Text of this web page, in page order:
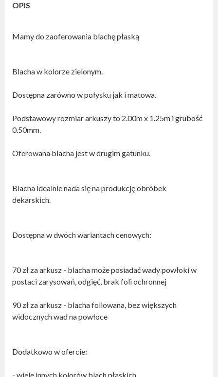
OPIS
Mamy do zaoferowania blachę płaską
Blacha w kolorze zielonym.
Dostępna zarówno w połysku jak i matowa.
Podstawowy rozmiar arkuszy to 2.00m x 1.25m i grubość
0.50mm.
Oferowana blacha jest w drugim gatunku.
Blacha idealnie nada się na produkcję obróbek
dekarskich.
Dostępna w dwóch wariantach cenowych:
70 zł za arkusz - blacha może posiadać wady powłoki w
postaci zarysowań, odgięć, brak foli ochronnej
90 zł za arkusz - blacha foliowana, bez większych
widocznych wad na powłoce
Dodatkowo w ofercie:
- wiele innych kolorów blach płaskich